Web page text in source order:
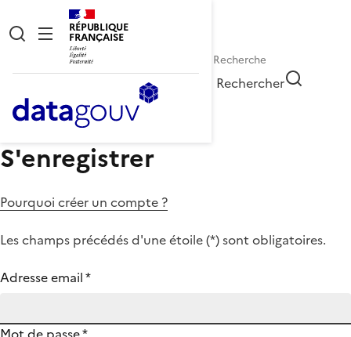
RÉPUBLIQUE
FRANÇAISE
Rechercher
S'enregistrer
Pourquoi créer un compte ?
Les champs précédés d'une étoile (*) sont obligatoires.
Adresse email*